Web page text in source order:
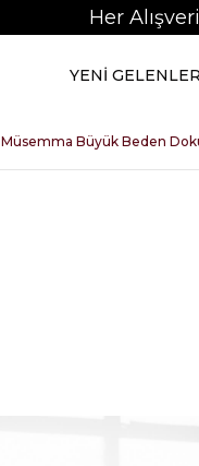
Her
YENİ GELENLER
Müsemma Büyük Beden